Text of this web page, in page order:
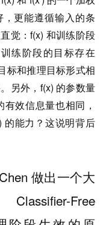
更能遵循输入的条
觉：f(x) 和训练阶段
练阶段的目标存在
标和推理目标形式相
另外，f(x) 的参数量
效信息量也相同，
的能力？这说明背后
做出一个大
Free